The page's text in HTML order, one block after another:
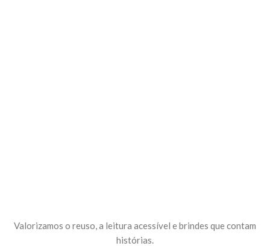
Valorizamos o reuso, a leitura acessível e brindes que contam
histórias.